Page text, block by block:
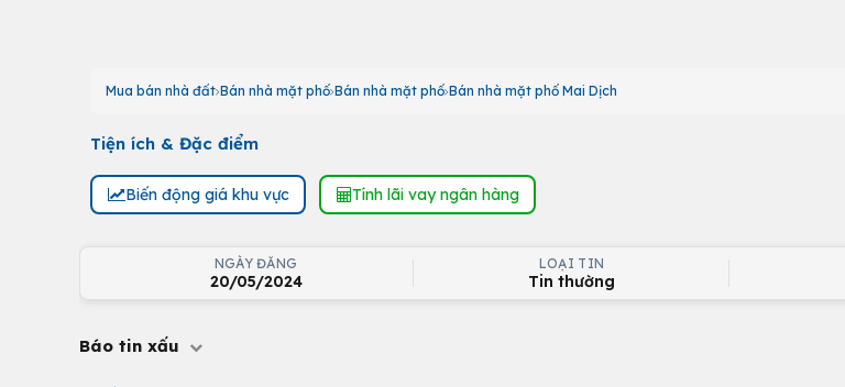
Mua bán nhà đất Bán nhà mặt phố Bán nhà mặt phố Bán nhà mặt phố Mai Dịch
Tiện ích & Đặc điểm
Biến động giá khu vực Tính lãi vay ngân hàng
NGÀY ĐĂNG
20/05/2024
LOẠI TIN
Tin thường
Báo tin xấu